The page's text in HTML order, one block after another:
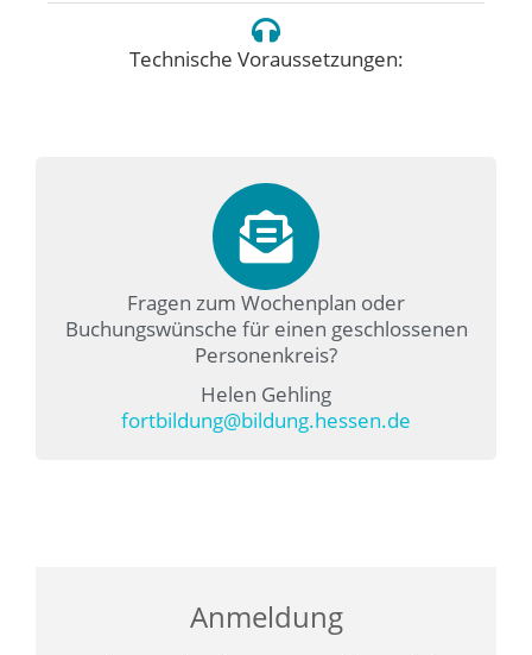
Technische Voraussetzungen:
Fragen zum Wochenplan oder
Buchungswünsche für einen geschlossenen
Personenkreis?
Helen Gehling
fortbildung@bildung.hessen.de
Anmeldung